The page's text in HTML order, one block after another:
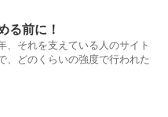
る前に！
、それを支えている人のサイト
、どのくらいの強度で行われた